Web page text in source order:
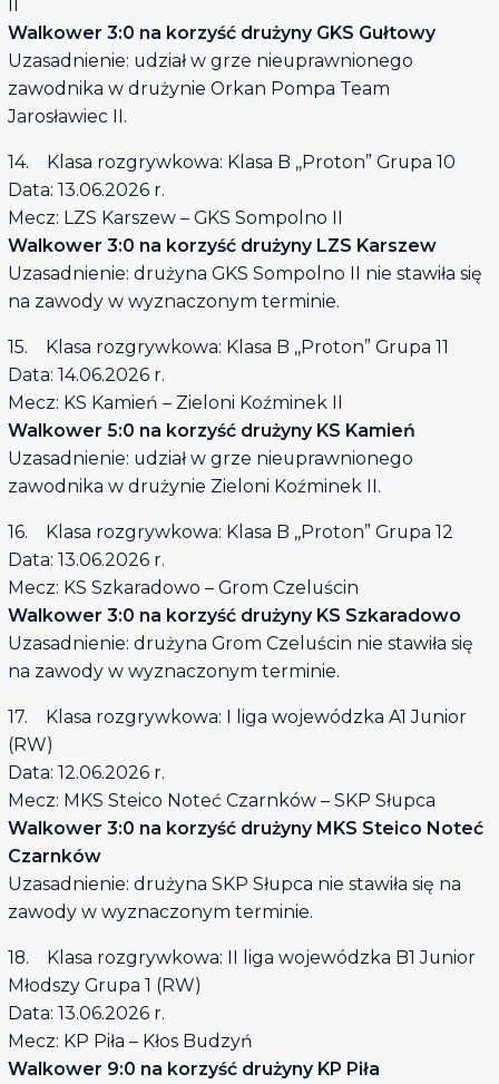
Walkower 3:0 na korzyść drużyny GKS Gułtowy
Uzasadnienie: udział w grze nieuprawnionego
zawodnika w drużynie Orkan Pompa Team
Jarosławiec II.
14. Klasa rozgrywkowa: Klasa B ,,Proton” Grupa 10
Data: 13.06.2026 r.
Mecz: LZS Karszew – GKS Sompolno II
Walkower 3:0 na korzyść drużyny LZS Karszew
Uzasadnienie: drużyna GKS Sompolno II nie stawiła się
na zawody w wyznaczonym terminie.
15. Klasa rozgrywkowa: Klasa B ,,Proton” Grupa 11
Data: 14.06.2026 r.
Mecz: KS Kamień – Zieloni Koźminek II
Walkower 5:0 na korzyść drużyny KS Kamień
Uzasadnienie: udział w grze nieuprawnionego
zawodnika w drużynie Zieloni Koźminek II.
16. Klasa rozgrywkowa: Klasa B ,,Proton” Grupa 12
Data: 13.06.2026 r.
Mecz: KS Szkaradowo – Grom Czeluścin
Walkower 3:0 na korzyść drużyny KS Szkaradowo
Uzasadnienie: drużyna Grom Czeluścin nie stawiła się
na zawody w wyznaczonym terminie.
17. Klasa rozgrywkowa: I liga wojewódzka A1 Junior
(RW)
Data: 12.06.2026 r.
Mecz: MKS Steico Noteć Czarnków – SKP Słupca
Walkower 3:0 na korzyść drużyny MKS Steico Noteć
Czarnków
Uzasadnienie: drużyna SKP Słupca nie stawiła się na
zawody w wyznaczonym terminie.
18. Klasa rozgrywkowa: II liga wojewódzka B1 Junior
Młodszy Grupa 1 (RW)
Data: 13.06.2026 r.
Mecz: KP Piła – Kłos Budzyń
Walkower 9:0 na korzyść drużyny KP Piła